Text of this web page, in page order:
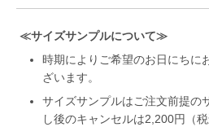
≪サイズサンプルについて≫
時期によりご希望のお日にちに
ざいます。
サイズサンプルはご注文前提の
し後のキャンセルは2,200円（